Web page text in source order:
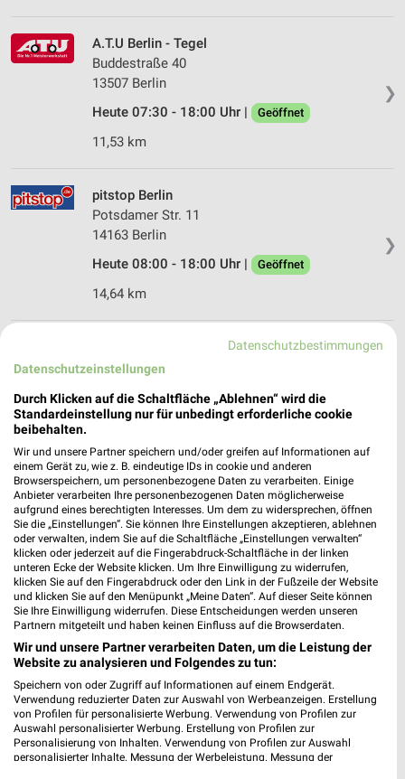
❯
A.T.U Berlin - Tegel
Buddestraße 40
13507 Berlin
Heute 07:30 - 18:00 Uhr |
Geöffnet
11,53 km
❯
pitstop Berlin
Potsdamer Str. 11
14163 Berlin
Heute 08:00 - 18:00 Uhr |
Geöffnet
14,64 km
A.T.U Berlin - Zehlendorf
Potsdamer Straße 18
Heute 07:30 - 18:00 Uhr | Geöffnet
14,49 km
Premio Reifen + Autoservice Berlin
Charlottenburg
Friedrich-Olbricht-Damm 81
13627 Berlin Charlottenburg
Heute 07:30 - 17:00 Uhr | Geöffnet
7,00 km • Angebote: 1 Prospekt
A.T.U Hennigsdorf
Veltener Straße 18
16761 Hennigsdorf
Heute 07:30 - 18:30 Uhr | Geöffnet
Datenschutzbestimmungen
Datenschutzeinstellungen
Durch Klicken auf die Schaltfläche „Ablehnen“ wird die
Standardeinstellung nur für unbedingt erforderliche cookie
beibehalten.
Wir und unsere Partner speichern und/oder greifen auf Informationen auf
einem Gerät zu, wie z. B. eindeutige IDs in cookie und anderen
Browserspeichern, um personenbezogene Daten zu verarbeiten. Einige
Anbieter verarbeiten Ihre personenbezogenen Daten möglicherweise
aufgrund eines berechtigten Interesses. Um dem zu widersprechen, öffnen
Sie die „Einstellungen“. Sie können Ihre Einstellungen akzeptieren, ablehnen
oder verwalten, indem Sie auf die Schaltfläche „Einstellungen verwalten“
klicken oder jederzeit auf die Fingerabdruck-Schaltfläche in der linken
unteren Ecke der Website klicken. Um Ihre Einwilligung zu widerrufen,
klicken Sie auf den Fingerabdruck oder den Link in der Fußzeile der Website
und klicken Sie auf den Menüpunkt „Meine Daten“. Auf dieser Seite können
Sie Ihre Einwilligung widerrufen. Diese Entscheidungen werden unseren
Partnern mitgeteilt und haben keinen Einfluss auf die Browserdaten.
Wir und unsere Partner verarbeiten Daten, um die Leistung der
Website zu analysieren und Folgendes zu tun:
Speichern von oder Zugriff auf Informationen auf einem Endgerät.
Verwendung reduzierter Daten zur Auswahl von Werbeanzeigen. Erstellung
von Profilen für personalisierte Werbung. Verwendung von Profilen zur
Auswahl personalisierter Werbung. Erstellung von Profilen zur
Personalisierung von Inhalten. Verwendung von Profilen zur Auswahl
personalisierter Inhalte. Messung der Werbeleistung. Messung der